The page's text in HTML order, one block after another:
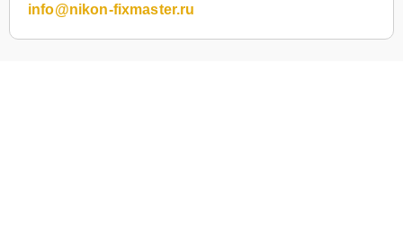
info@nikon-fixmaster.ru